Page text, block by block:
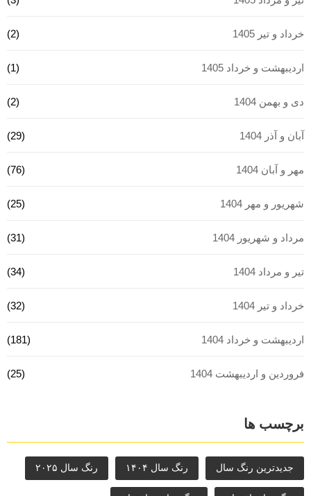
خرداد و تیر 1405 (2)
اردیبهشت و خرداد 1405 (1)
دی و بهمن 1404 (2)
آبان و آذر 1404 (29)
مهر و آبان 1404 (76)
شهریور و مهر 1404 (25)
مرداد و شهریور 1404 (31)
تیر و مرداد 1404 (34)
خرداد و تیر 1404 (32)
اردیبهشت و خرداد 1404 (181)
فروردین و اردیبهشت 1404 (25)
برچسب ها
جدیدترین رنگ سال رنگ سال ۱۴۰۴ رنگ سال ۲۰۲۵